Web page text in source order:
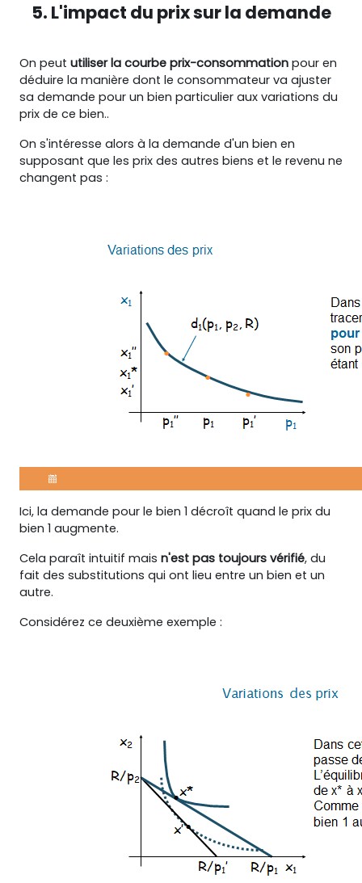
5. L'impact du prix sur la demande
On peut utiliser la courbe prix-consommation pour en
déduire la manière dont le consommateur va ajuster
sa demande pour un bien particulier aux variations du
prix de ce bien..
On s'intéresse alors à la demande d'un bien en
supposant que les prix des autres biens et le revenu ne
changent pas :
Ici, la demande pour le bien 1 décroît quand le prix du
bien 1 augmente.
Cela paraît intuitif mais n'est pas toujours vérifié, du
fait des substitutions qui ont lieu entre un bien et un
autre.
Considérez ce deuxième exemple :